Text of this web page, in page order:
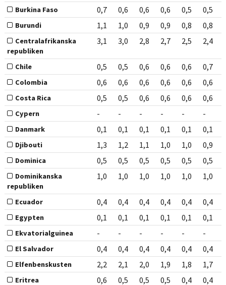
Burkina Faso 0,7 0,6 0,6 0,6 0,5 0,5
Burundi 1,1 1,0 0,9 0,9 0,8 0,8
Centralafrikanska
republiken
3,1 3,0 2,8 2,7 2,5 2,4
Chile 0,5 0,5 0,6 0,6 0,6 0,7
Colombia 0,6 0,6 0,6 0,6 0,6 0,6
Costa Rica 0,5 0,5 0,6 0,6 0,6 0,6
Cypern - - - - - -
Danmark 0,1 0,1 0,1 0,1 0,1 0,1
Djibouti 1,3 1,2 1,1 1,0 1,0 0,9
Dominica 0,5 0,5 0,5 0,5 0,5 0,5
Dominikanska
republiken
1,0 1,0 1,0 1,0 1,0 1,0
Ecuador 0,4 0,4 0,4 0,4 0,4 0,4
Egypten 0,1 0,1 0,1 0,1 0,1 0,1
Ekvatorialguinea - - - - - -
El Salvador 0,4 0,4 0,4 0,4 0,4 0,4
Elfenbenskusten 2,2 2,1 2,0 1,9 1,8 1,7
Eritrea 0,6 0,5 0,5 0,5 0,4 0,4